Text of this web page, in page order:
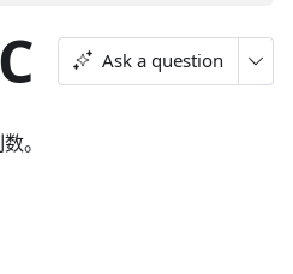
Ask a question
。